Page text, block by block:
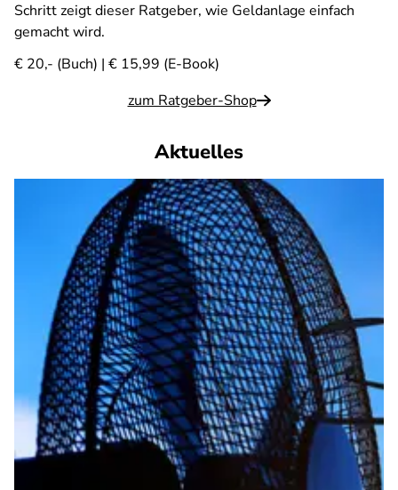
Schritt zeigt dieser Ratgeber, wie Geldanlage einfach
gemacht wird.
€ 20,- (Buch) | € 15,99 (E-Book)
zum Ratgeber-Shop
Aktuelles